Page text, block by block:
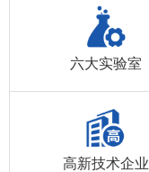
六大实验室
高新技术企业